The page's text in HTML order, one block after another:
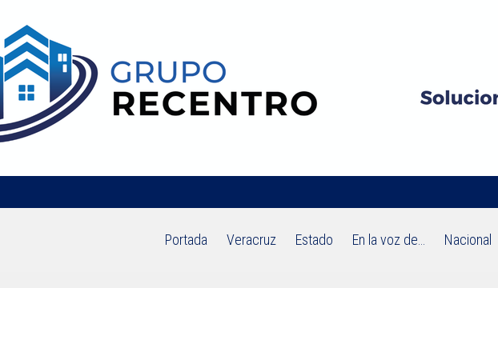
Portada Veracruz Estado En la voz de… Nacional